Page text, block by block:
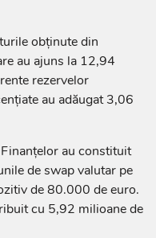
obținute din
au ajuns la 12,94
rezervelor
au adăugat 3,06
au constituit
de swap valutar pe
de 80.000 de euro.
cu 5,92 milioane de